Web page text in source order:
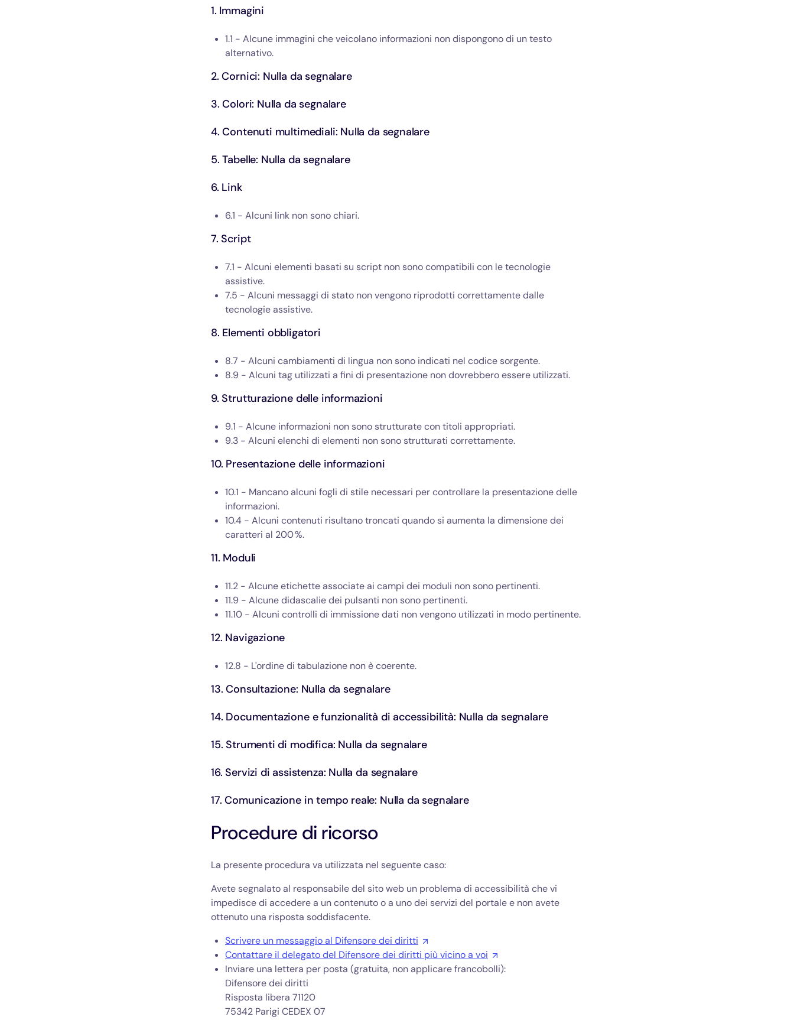
1. Immagini
1.1 - Alcune immagini che veicolano informazioni non dispongono di un testo
alternativo.
2. Cornici: Nulla da segnalare
3. Colori: Nulla da segnalare
4. Contenuti multimediali: Nulla da segnalare
5. Tabelle: Nulla da segnalare
6. Link
6.1 - Alcuni link non sono chiari.
7. Script
7.1 - Alcuni elementi basati su script non sono compatibili con le tecnologie
assistive.
7.5 - Alcuni messaggi di stato non vengono riprodotti correttamente dalle
tecnologie assistive.
8. Elementi obbligatori
8.7 - Alcuni cambiamenti di lingua non sono indicati nel codice sorgente.
8.9 - Alcuni tag utilizzati a fini di presentazione non dovrebbero essere utilizzati.
9. Strutturazione delle informazioni
9.1 - Alcune informazioni non sono strutturate con titoli appropriati.
9.3 - Alcuni elenchi di elementi non sono strutturati correttamente.
10. Presentazione delle informazioni
10.1 - Mancano alcuni fogli di stile necessari per controllare la presentazione delle
informazioni.
10.4 - Alcuni contenuti risultano troncati quando si aumenta la dimensione dei
caratteri al 200 %.
11. Moduli
11.2 - Alcune etichette associate ai campi dei moduli non sono pertinenti.
11.9 - Alcune didascalie dei pulsanti non sono pertinenti.
11.10 - Alcuni controlli di immissione dati non vengono utilizzati in modo pertinente.
12. Navigazione
12.8 - L'ordine di tabulazione non è coerente.
13. Consultazione: Nulla da segnalare
14. Documentazione e funzionalità di accessibilità: Nulla da segnalare
15. Strumenti di modifica: Nulla da segnalare
16. Servizi di assistenza: Nulla da segnalare
17. Comunicazione in tempo reale: Nulla da segnalare
Procedure di ricorso
La presente procedura va utilizzata nel seguente caso:
Avete segnalato al responsabile del sito web un problema di accessibilità che vi
impedisce di accedere a un contenuto o a uno dei servizi del portale e non avete
ottenuto una risposta soddisfacente.
Scrivere un messaggio al Difensore dei diritti
Contattare il delegato del Difensore dei diritti più vicino a voi
Inviare una lettera per posta (gratuita, non applicare francobolli):
Difensore dei diritti
Risposta libera 71120
75342 Parigi CEDEX 07